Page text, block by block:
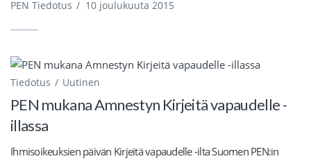
PEN Tiedotus / 10 joulukuuta 2015
Tiedotus Uutinen
PEN mukana Amnestyn Kirjeitä vapaudelle -
illassa
Ihmisoikeuksien päivän Kirjeitä vapaudelle -ilta Suomen PEN:in